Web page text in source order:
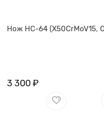
Нож НС-64 (X50CrMoV15,
3 300 ₽